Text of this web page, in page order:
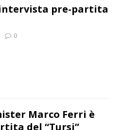
pre-partita
0
Marco Ferri è
del “Tursi”